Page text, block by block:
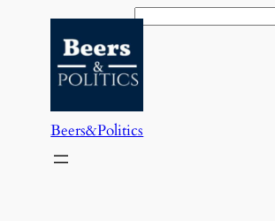
contenido
Buscar
Beers&Politics